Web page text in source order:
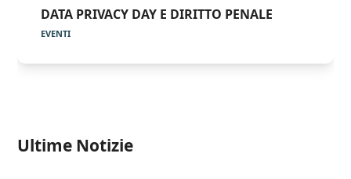
DATA PRIVACY DAY E DIRITTO PENALE
EVENTI
Ultime Notizie